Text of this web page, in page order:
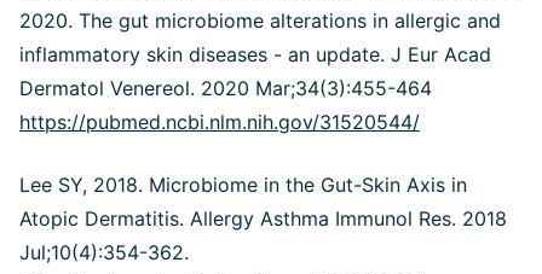
2020. The gut microbiome alterations in allergic and
inflammatory skin diseases - an update. J Eur Acad
Dermatol Venereol. 2020 Mar;34(3):455-464
https://pubmed.ncbi.nlm.nih.gov/31520544/
Lee SY, 2018. Microbiome in the Gut-Skin Axis in
Atopic Dermatitis. Allergy Asthma Immunol Res. 2018
Jul;10(4):354-362.